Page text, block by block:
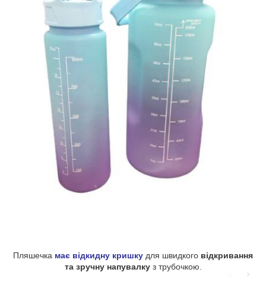
Пляшечка має відкидну кришку для швидкого відкривання
та зручну напувалкуз трубочкою.